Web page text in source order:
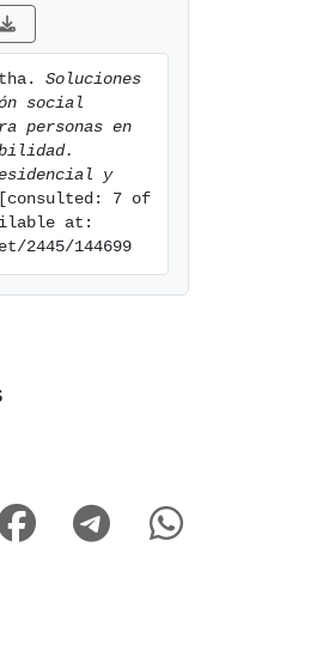
Soluciones
social
personas en
y
7 of
at:
2445/144699